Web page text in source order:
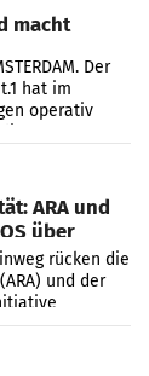
macht
Der
hat im
operativ
ARA und
über
rücken die
und der